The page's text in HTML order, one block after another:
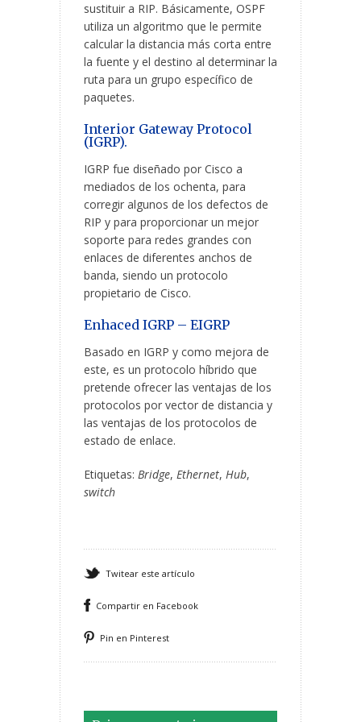
sustituir a RIP. Básicamente, OSPF
utiliza un algoritmo que le permite
calcular la distancia más corta entre
la fuente y el destino al determinar la
ruta para un grupo específico de
paquetes.
Interior Gateway Protocol
(IGRP).
IGRP fue diseñado por Cisco a
mediados de los ochenta, para
corregir algunos de los defectos de
RIP y para proporcionar un mejor
soporte para redes grandes con
enlaces de diferentes anchos de
banda, siendo un protocolo
propietario de Cisco.
Enhaced IGRP – EIGRP
Basado en IGRP y como mejora de
este, es un protocolo híbrido que
pretende ofrecer las ventajas de los
protocolos por vector de distancia y
las ventajas de los protocolos de
estado de enlace.
Etiquetas: Bridge, Ethernet, Hub,
switch
Twitear este artículo
Compartir en Facebook
Pin en Pinterest